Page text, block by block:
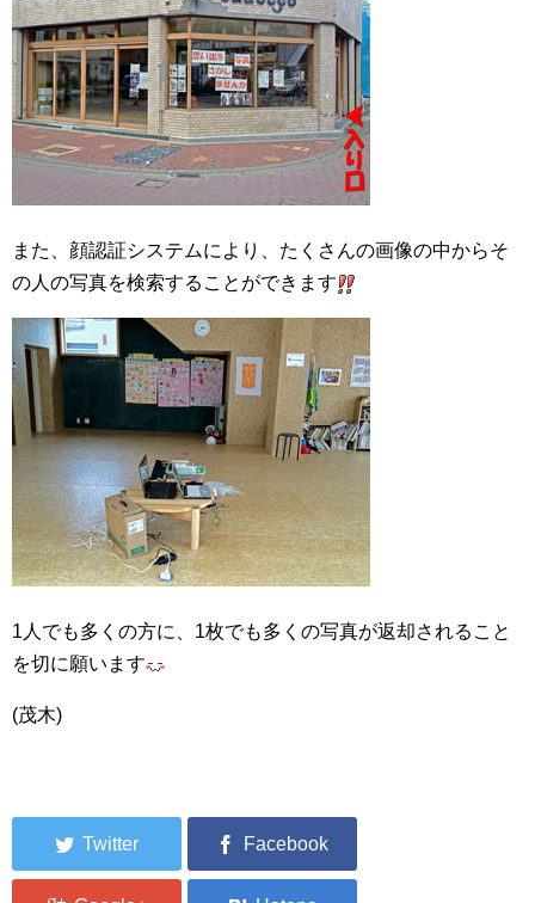
また、顔認証システムにより、たくさんの画像の中からそ
の人の写真を検索することができます
1人でも多くの方に、1枚でも多くの写真が返却されること
を切に願います
(茂木)